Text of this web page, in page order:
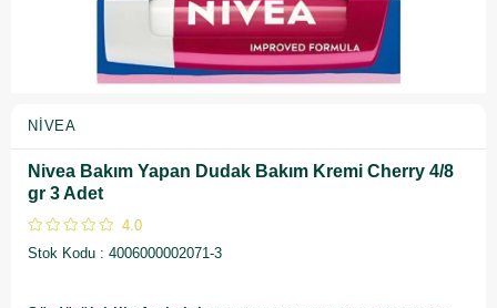
NIVEA
Nivea Bakım Yapan Dudak Bakım Kremi Cherry 4/8
gr 3 Adet
4.0
Stok Kodu
4006000002071-3